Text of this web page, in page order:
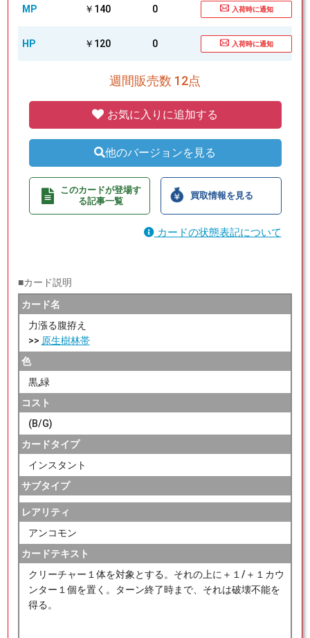
MP ￥140 0 入荷時に通知
HP ￥120 0 入荷時に通知
週間販売数 12点
お気に入りに追加する
他のバージョンを見る
このカードが登場す
る記事一覧
買取情報を見る
カードの状態表記について
■カード説明
カード名
力漲る腹拵え
>> 原生樹林帯
色
黒,緑
コスト
(B/G)
カードタイプ
インスタント
サブタイプ
レアリティ
アンコモン
カードテキスト
クリーチャー１体を対象とする。それの上に＋１/＋１カウ
ンター１個を置く。ターン終了時まで、それは破壊不能を
得る。